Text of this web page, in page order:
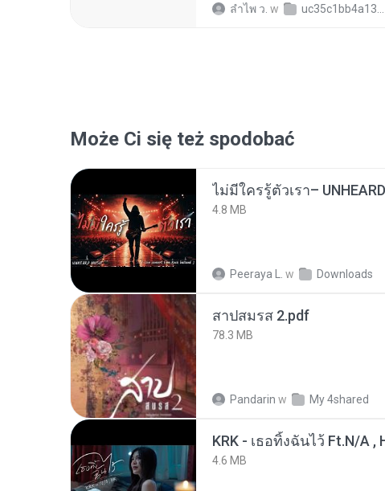
ลําไพ ว. w uc35c1bb4a1304fb5a08f6921344c03d7
Może Ci się też spodobać
4.8 MB
Peeraya L. w Downloads
สาปสมรส 2.pdf
78.3 MB
Pandarin w My 4shared
KRK - เธอทิ้งฉันไว้ Ft.N/A ,
4.6 MB